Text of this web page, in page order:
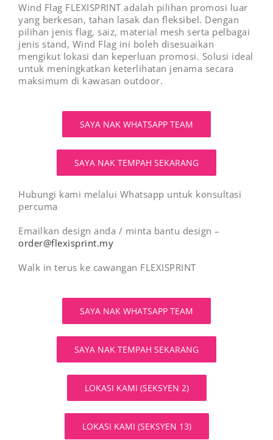
Wind Flag FLEXISPRINT adalah pilihan promosi luar
yang berkesan, tahan lasak dan fleksibel. Dengan
pilihan jenis flag, saiz, material mesh serta pelbagai
jenis stand, Wind Flag ini boleh disesuaikan
mengikut lokasi dan keperluan promosi. Solusi ideal
untuk meningkatkan keterlihatan jenama secara
maksimum di kawasan outdoor.
SAYA NAK WHATSAPP TEAM
SAYA NAK TEMPAH SEKARANG
Hubungi kami melalui Whatsapp untuk konsultasi
percuma
Emailkan design anda / minta bantu design –
order@flexisprint.my
Walk in terus ke cawangan FLEXISPRINT
SAYA NAK WHATSAPP TEAM
SAYA NAK TEMPAH SEKARANG
LOKASI KAMI (SEKSYEN 2)
LOKASI KAMI (SEKSYEN 13)